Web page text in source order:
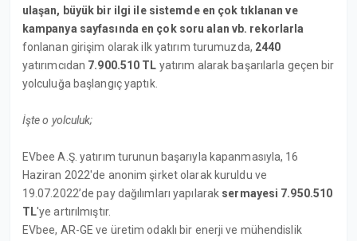
ulaşan, büyük bir ilgi ile sistemde en çok tıklanan ve
kampanya sayfasında en çok soru alan vb. rekorlarla
fonlanan girişim olarak ilk yatırım turumuzda, 2440
yatırımcıdan 7.900.510 TL yatırım alarak başarılarla geçen bir
yolculuğa başlangıç yaptık.
İşte o yolculuk;
EVbee A.Ş. yatırım turunun başarıyla kapanmasıyla, 16
Haziran 2022'de anonim şirket olarak kuruldu ve
19.07.2022’de pay dağılımları yapılarak sermayesi 7.950.510
TL'ye artırılmıştır.
EVbee, AR-GE ve üretim odaklı bir enerji ve mühendislik